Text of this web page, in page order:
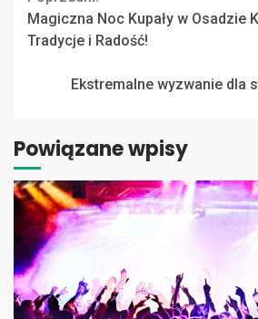
Reading
Magiczna Noc Kupały w Osadzie
Tradycje i Radość!
Ekstremalne wyzwanie dla
Powiązane wpisy